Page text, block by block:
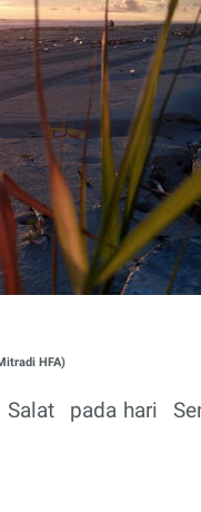
HFA)
Salat pada hari